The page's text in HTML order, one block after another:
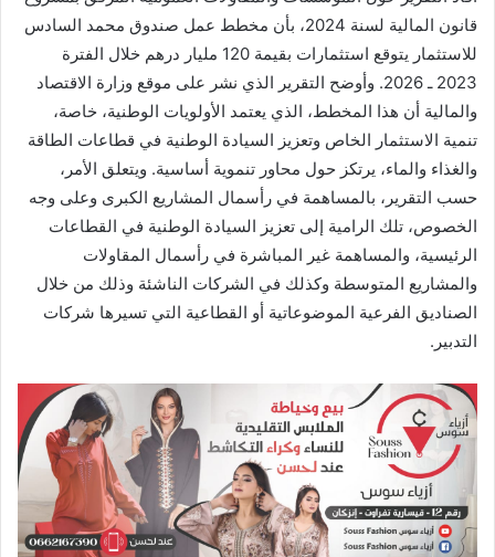
قانون المالية لسنة 2024، بأن مخطط عمل صندوق محمد السادس
للاستثمار يتوقع استثمارات بقيمة 120 مليار درهم خلال الفترة
2023 ـ 2026. وأوضح التقرير الذي نشر على موقع وزارة الاقتصاد
والمالية أن هذا المخطط، الذي يعتمد الأولويات الوطنية، خاصة،
تنمية الاستثمار الخاص وتعزيز السيادة الوطنية في قطاعات الطاقة
والغذاء والماء، يرتكز حول محاور تنموية أساسية. ويتعلق الأمر،
حسب التقرير، بالمساهمة في رأسمال المشاريع الكبرى وعلى وجه
الخصوص، تلك الرامية إلى تعزيز السيادة الوطنية في القطاعات
الرئيسية، والمساهمة غير المباشرة في رأسمال المقاولات
والمشاريع المتوسطة وكذلك في الشركات الناشئة وذلك من خلال
الصناديق الفرعية الموضوعاتية أو القطاعية التي تسيرها شركات
التدبير.